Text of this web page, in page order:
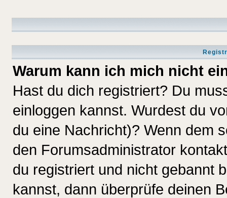
Warum kann ich mich nicht
Hast du dich registriert? Du
einloggen kannst. Wurdest du
du eine Nachricht)? Wenn dem
den Forumsadministrator
du registriert und nicht gebannt
kannst, dann überprüfe deinen